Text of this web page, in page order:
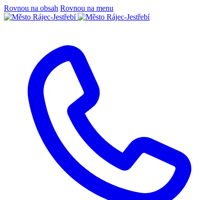
Rovnou na obsah Rovnou na menu